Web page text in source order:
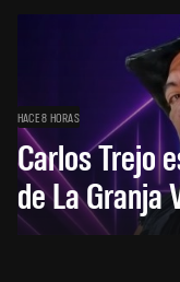
HACE 8 HORAS
Carlos Trejo
de La Granja